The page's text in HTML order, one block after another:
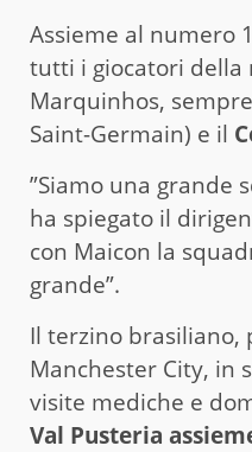
Assieme al numero
tutti i giocatori della
Marquinhos,
Saint-Germain) e il
”Siamo una grande
ha spiegato il
con Maicon la
grande”.
Il terzino brasiliano,
Manchester City, in
visite mediche e
Val Pusteria